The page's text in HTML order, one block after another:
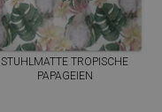
STUHLMATTE TROPISCHE
PAPAGEIEN